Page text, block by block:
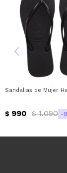
Sandalias de Mujer
$ 990 $ 1.090 9